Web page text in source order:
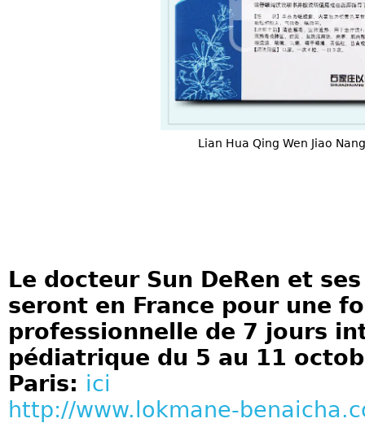
Lian Hua Qing Wen Jiao
Le docteur Sun DeRen et
seront en France pour une
professionnelle de 7 jours
pédiatrique du 5 au 11
Paris: ici
http://www.lokmane-